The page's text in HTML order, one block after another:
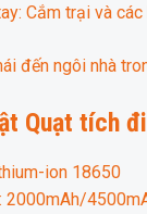
Cắm trại và
đến ngôi nhà
Quạt tích
ion 18650
2000mAh/